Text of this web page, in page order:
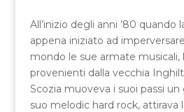
All’inizio degli anni ’80 quando
appena iniziato ad
mondo le sue armate
provenienti dalla vecchia
Scozia muoveva i suoi passi
suo melodic hard rock, attirava